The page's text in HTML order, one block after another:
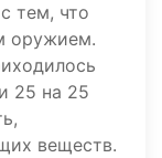
тем, что
оружием.
25 на 25
веществ.